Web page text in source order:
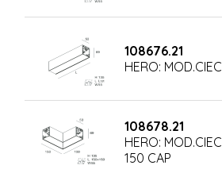
108676.21
HERO:
108678.21
HERO:
150 CAP